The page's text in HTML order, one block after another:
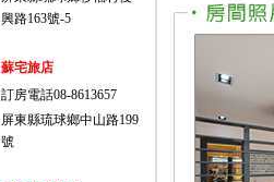
興路163號-5
蘇宅旅店
訂房電話08-8613657
屏東縣琉球鄉中山路199
號